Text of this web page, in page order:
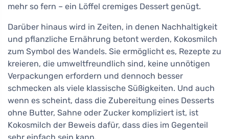
mehr so fern – ein Löffel cremiges Dessert genügt.
Darüber hinaus wird in Zeiten, in denen Nachhaltigkeit
und pflanzliche Ernährung betont werden, Kokosmilch
zum Symbol des Wandels. Sie ermöglicht es, Rezepte zu
kreieren, die umweltfreundlich sind, keine unnötigen
Verpackungen erfordern und dennoch besser
schmecken als viele klassische Süßigkeiten. Und auch
wenn es scheint, dass die Zubereitung eines Desserts
ohne Butter, Sahne oder Zucker kompliziert ist, ist
Kokosmilch der Beweis dafür, dass dies im Gegenteil